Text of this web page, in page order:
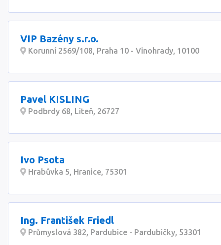
VIP Bazény s.r.o.
Korunní 2569/108, Praha 10 - Vinohrady, 10100
Pavel KISLING
Podbrdy 68, Liteň, 26727
Ivo Psota
Hrabůvka 5, Hranice, 75301
Ing. František Friedl
Průmyslová 382, Pardubice - Pardubičky, 53301